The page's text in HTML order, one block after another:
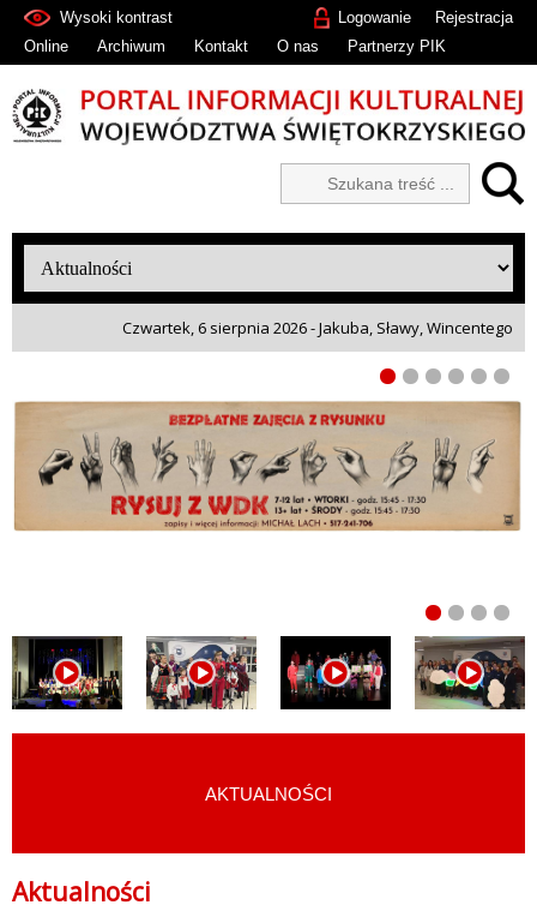
Rejestracja
Logowanie
Wysoki kontrast
Online
Archiwum Kontakt O nas Partnerzy PIK
Czwartek, 6 sierpnia 2026 - Jakuba, Sławy, Wincentego
AKTUALNOŚCI
Aktualności